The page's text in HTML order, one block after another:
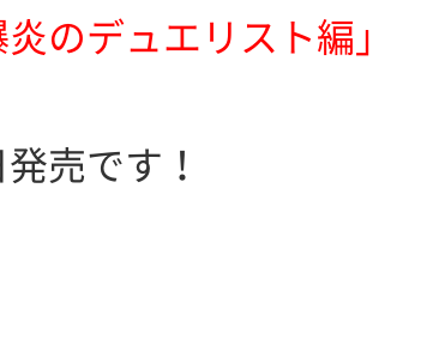
炎のデュエリスト編」
売です！